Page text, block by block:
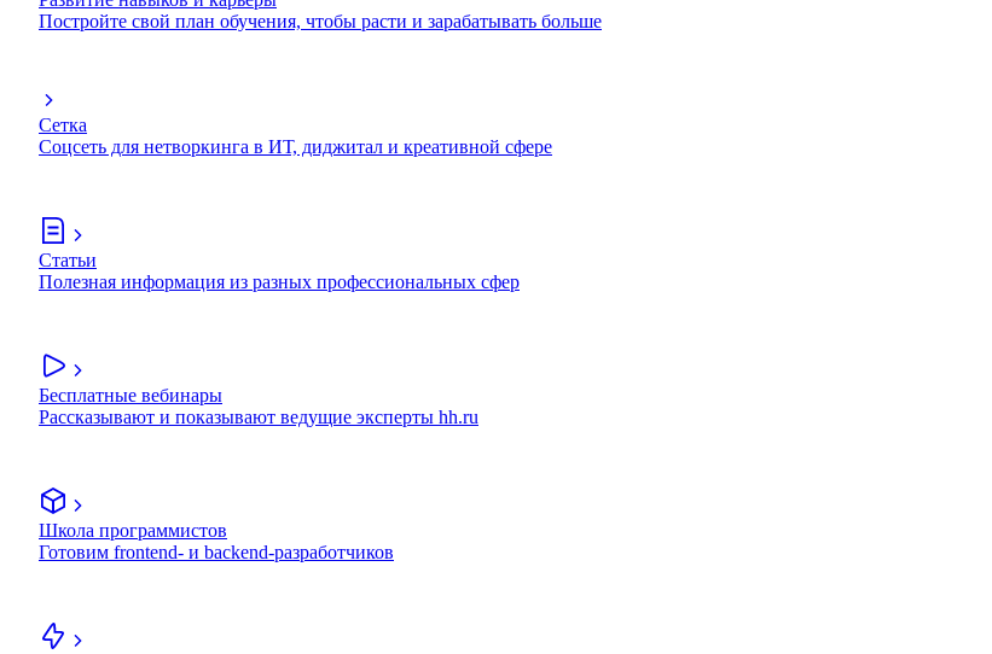
Постройте свой план обучения, чтобы расти и зарабатывать больше
Сетка
Соцсеть для нетворкинга в ИТ, диджитал и креативной сфере
Статьи
Полезная информация из разных профессиональных сфер
Бесплатные вебинары
Рассказывают и показывают ведущие эксперты hh.ru
Школа программистов
Готовим frontend- и backend-разработчиков